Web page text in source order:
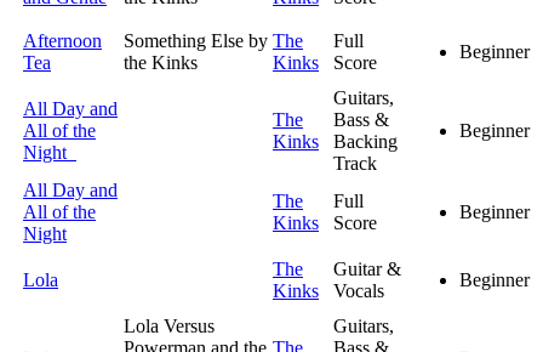
Afternoon
Tea
Something Else by
the Kinks
The
Kinks
Full
Score
Beginner
All Day and
All of the
Night
The
Kinks
Guitars,
Bass &
Backing
Track
Beginner
All Day and
All of the
Night
The
Kinks
Full
Score
Beginner
Lola
The
Kinks
Guitar &
Vocals
Beginner
Lola Versus
Guitars,